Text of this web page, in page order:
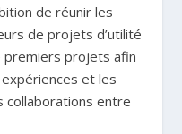
de réunir les
de projets d’utilité
projets afin
et les
collaborations entre